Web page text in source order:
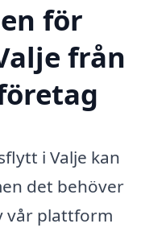
för
från
i Valje kan
det behöver
vår plattform